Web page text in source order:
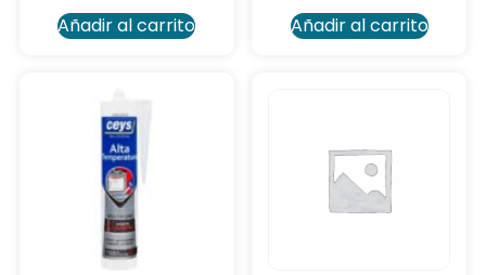
Añadir al carrito
Añadir al carrito